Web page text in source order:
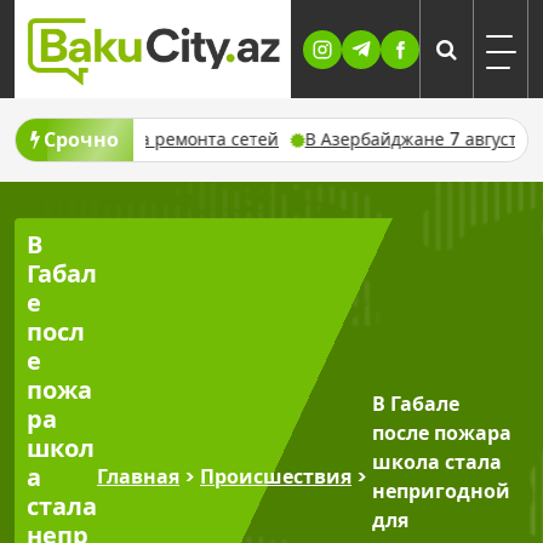
Skip
content
Срочно
за ремонта сетей В Азербайджане 7 августа ожидаются
В
Габал
е
посл
е
пожа
ра
школ
а
стала
непр
Главная > Происшествия >
В Габале
после пожара
школа стала
непригодной
для